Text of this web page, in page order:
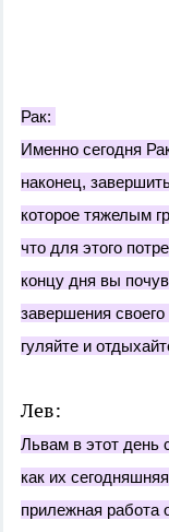
Рак:
Именно сегодня
наконец,
которое тяжелым
что для этого
концу дня вы
завершения
гуляйте и
Лев:
Львам в этот день
как их
прилежная работа